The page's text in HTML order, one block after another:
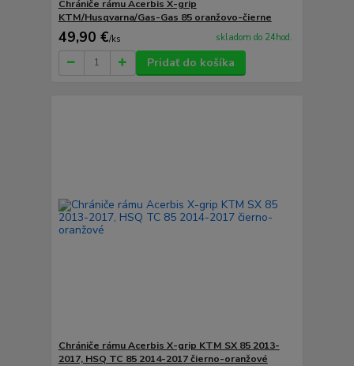
Chrániče rámu Acerbis X-grip
KTM/Husqvarna/Gas-Gas 85 oranžovo-čierne
49,90 €/ks skladom do 24hod.
Pridať do košíka
Chrániče rámu Acerbis X-grip KTM SX 85 2013-
2017, HSQ TC 85 2014-2017 čierno-oranžové